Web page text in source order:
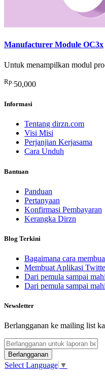
Manufacturer Module OC3x
Untuk menampilkan modul
Rp. 50,000
Informasi
Tentang dirzn.com
Visi Misi
Perjanjian Kerjasama
Cara Unduh
Bantuan
Panduan
Pertanyaan
Konfirmasi Pembayaran
Kerangka Dirzn
Blog Terkini
Bagaimana cara
Membuat Aplikasi
Dari pemula sampai
Dari pemula sampai
Newsletter
Berlangganan ke mailing list
Berlangganan
Select Language ▼